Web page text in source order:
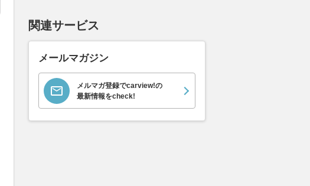
松阪市の国道166号にバイパス
開通 “すれ違い困難”を回避す
る新ルート 「七日市」工区が7
くるまのニュース
ミサイル巡洋艦」を激写！ “空
2026.08.07
関連サービス
メールマガジン
メルマガ登録でcarview!の
最新情報をcheck!